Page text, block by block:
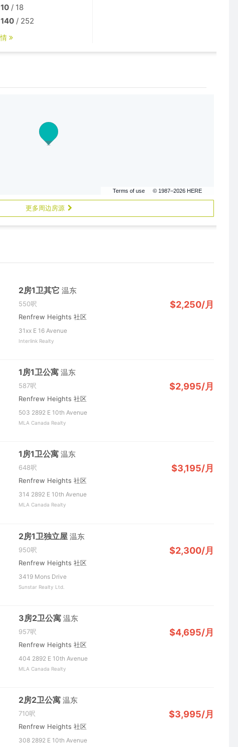
10 / 18
140 / 252
Terms of use © 1987–2026 HERE
更多周边房源
2房1卫其它 温东
550呎 $2,250/月
Renfrew Heights 社区
31xx E 16 Avenue
Interlink Realty
1房1卫公寓 温东
587呎 $2,995/月
Renfrew Heights 社区
503 2892 E 10th Avenue
MLA Canada Realty
1房1卫公寓 温东
648呎 $3,195/月
Renfrew Heights 社区
314 2892 E 10th Avenue
MLA Canada Realty
2房1卫独立屋 温东
950呎 $2,300/月
Renfrew Heights 社区
3419 Mons Drive
Sunstar Realty Ltd.
3房2卫公寓 温东
957呎 $4,695/月
Renfrew Heights 社区
404 2892 E 10th Avenue
MLA Canada Realty
2房2卫公寓 温东
710呎 $3,995/月
Renfrew Heights 社区
308 2892 E 10th Avenue